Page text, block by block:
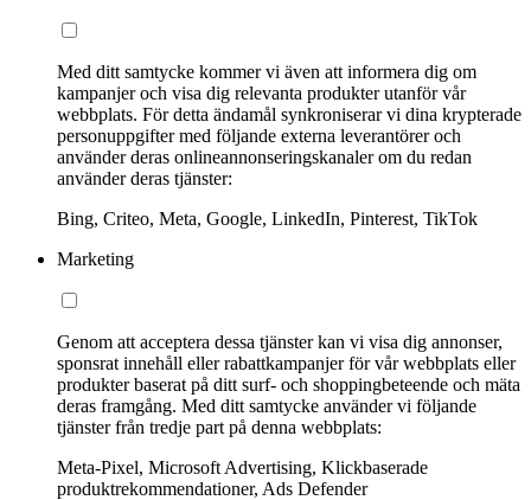
Med ditt samtycke kommer vi även att informera dig om
kampanjer och visa dig relevanta produkter utanför vår
webbplats. För detta ändamål synkroniserar vi dina krypterade
personuppgifter med följande externa leverantörer och
använder deras onlineannonseringskanaler om du redan
använder deras tjänster:
Bing, Criteo, Meta, Google, LinkedIn, Pinterest, TikTok
Marketing
Genom att acceptera dessa tjänster kan vi visa dig annonser,
sponsrat innehåll eller rabattkampanjer för vår webbplats eller
produkter baserat på ditt surf- och shoppingbeteende och mäta
deras framgång. Med ditt samtycke använder vi följande
tjänster från tredje part på denna webbplats:
Meta-Pixel, Microsoft Advertising, Klickbaserade
produktrekommendationer, Ads Defender